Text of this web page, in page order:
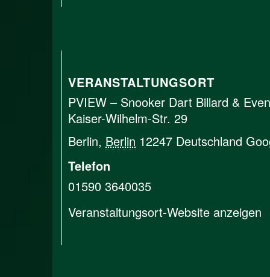
VERANSTALTUNGSORT
PVIEW – Snooker Dart Billard &
Kaiser-Wilhelm-Str. 29
Berlin, Berlin 12247 Deutschland
Telefon
01590 3640035
Veranstaltungsort-Website anzeigen